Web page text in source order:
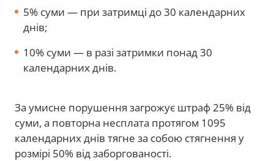
5% суми — при затримці до 30 календарних
днів;
10% суми — в разі затримки понад 30
календарних днів.
За умисне порушення загрожує штраф 25% від
суми, а повторна несплата протягом 1095
календарних днів тягне за собою стягнення у
розмірі 50% від заборгованості.